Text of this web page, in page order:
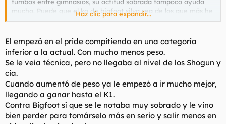
mucho. Puede que el ko de bigfoot silva sea de los que más he
celebrado desde que veo MMA, le despreció mucho las
Haz clic para expandir...
El empezó en el pride compitiendo en una categoría
inferior a la actual. Con mucho menos peso.
Se le veía técnica, pero no llegaba al nivel de los Shogun y
cia.
Cuando aumentó de peso ya le empezó a ir mucho mejor,
llegando a ganar hasta el K1.
Contra Bigfoot sí que se le notaba muy sobrado y le vino
bien perder para tomárselo más en serio y salir menos en